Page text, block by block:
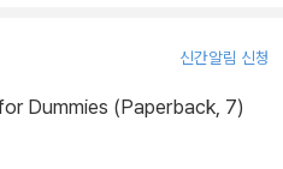
신간알림 신청
Dummies (Paperback, 7)